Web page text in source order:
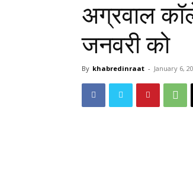
अग्रवाल
जनवरी को
By khabredinraat - January 6,